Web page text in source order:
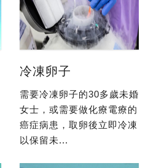
冷凍卵子
需要冷凍卵子的30多歲未婚
女士，或需要做化療電療的
癌症病患，取卵後立即冷凍
以保留未...